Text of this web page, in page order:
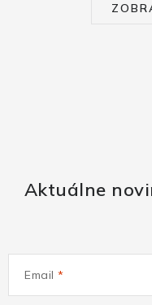
Aktuálne
Email